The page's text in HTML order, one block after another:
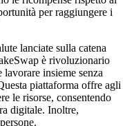
per raggiungere i
lanciate sulla catena
è rivoluzionario
lavorare insieme senza
piattaforma offre agli
le risorse, consentendo
digitale. Inoltre,